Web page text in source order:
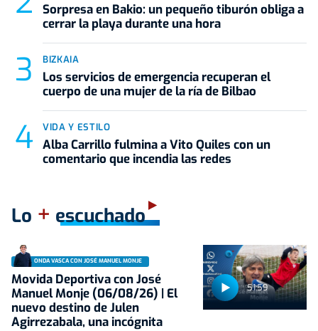
Sorpresa en Bakio: un pequeño tiburón obliga a
cerrar la playa durante una hora
BIZKAIA
Los servicios de emergencia recuperan el
cuerpo de una mujer de la ría de Bilbao
VIDA Y ESTILO
Alba Carrillo fulmina a Vito Quiles con un
comentario que incendia las redes
Lo + escuchado
51:59
ONDA VASCA CON JOSÉ MANUEL MONJE
Movida Deportiva con José
Manuel Monje (06/08/26) | El
nuevo destino de Julen
Agirrezabala, una incógnita